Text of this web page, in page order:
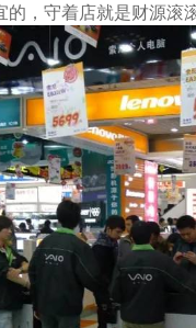
，守着店就是财源滚滚